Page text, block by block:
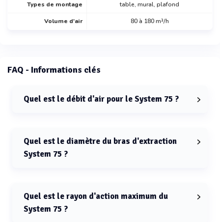
Types de montage table, mural, plafond
Volume d'air 80 à 180 m³/h
FAQ - Informations clés
Quel est le débit d'air pour le System 75 ?
Quel est le diamètre du bras d'extraction
System 75 ?
Quel est le rayon d'action maximum du
System 75 ?